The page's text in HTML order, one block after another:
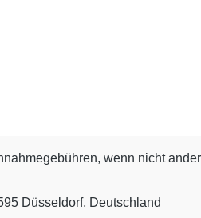
wenn nicht
Düsseldorf, Deutschland